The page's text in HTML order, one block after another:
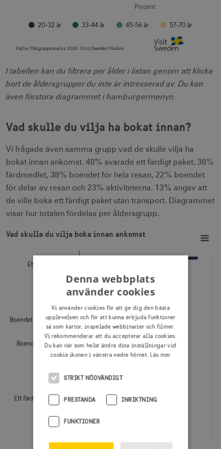
Procent
20-32 år 33-44 år 45-56 år 57-70 år
Källa:Målgruppsanalys 2024. Visit Sweden/YouGov
I tabellen kan du filtrera per ålder i listan genom att klicka
bort de åldersgrupper du inte är intresserad av. Du kan
även förstora diagrammet i hamburgermenyn.
Vad skulle du vilja ha bokat innan?
Vi frågade även samma grupp vad de skulle vilja ha
bokat innan ankomst. 48% svarade ett färdigt paket, 38%
färdmedlet, 38% boendet för hela resan, 22% boendet
för delar av resan och 23% aktiviteterna. 13% angav att
de ville boka ett färdigt paket utan transport. Diagrammet
visar hur totalen fördelas per åldersgrupp.
Vad skulle du vilja boka innan ankomst
Vad skulle du vilja boka innan ankomst
Bar chart with 4 data series.
View as data table, Vad skulle du vilja boka innan ankomst
The chart has 1 Y axis displaying Procent, flervalsfråga.
Ett färdigt paket
Färdmedel
Boendet för hela resan
Boendet för delar av
resan
Aktiviteter
Ett färdigt paket utan
transport
Denna webbplats
använder cookies
Vi använder cookies för att ge dig den bästa
upplevelsen och för att kunna erbjuda funktioner
så som kartor, inspelade webbinarier och filmer.
Vi rekommenderar att du accepterar alla cookies.
Du kan när som helst ändra dina inställningar vid
cookie ikonen i vänstra nedre hörnet. Läs mer
STRIKT NÖDVÄNDIGT
PRESTANDA INRIKTNING
FUNKTIONER